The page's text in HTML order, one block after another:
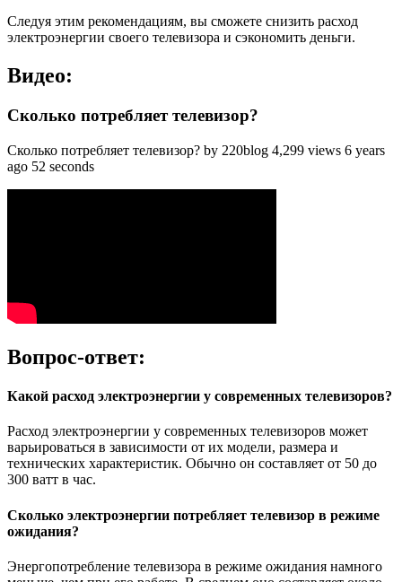
Следуя этим рекомендациям, вы сможете снизить расход
электроэнергии своего телевизора и сэкономить деньги.
Видео:
Сколько потребляет телевизор?
Сколько потребляет телевизор? by 220blog 4,299 views 6 years
ago 52 seconds
Вопрос-ответ:
Какой расход электроэнергии у современных телевизоров?
Расход электроэнергии у современных телевизоров может
варьироваться в зависимости от их модели, размера и
технических характеристик. Обычно он составляет от 50 до
300 ватт в час.
Сколько электроэнергии потребляет телевизор в режиме
ожидания?
Энергопотребление телевизора в режиме ожидания намного